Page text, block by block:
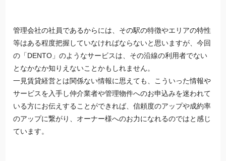
管理会社の社員であるからには、その駅の特徴やエリアの特性
等はある程度把握していなければならないと思いますが、今回
の「DENTO」のようなサービスは、その沿線の利用者でない
となかなか知りえないことかもしれません。
一見賃貸経営とは関係ない情報に思えても、こういった情報や
サービスを入手し仲介業者や管理物件へのお申込みを迷われて
いる方にお伝えすることができれば、信頼度のアップや成約率
のアップに繋がり、オーナー様へのお力になれるのではと感じ
ています。